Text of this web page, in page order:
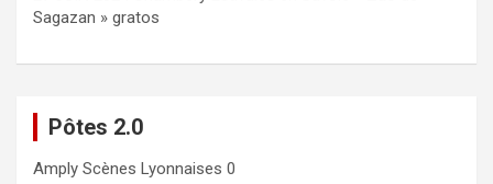
Sagazan » gratos
Pôtes 2.0
Amply Scènes Lyonnaises 0